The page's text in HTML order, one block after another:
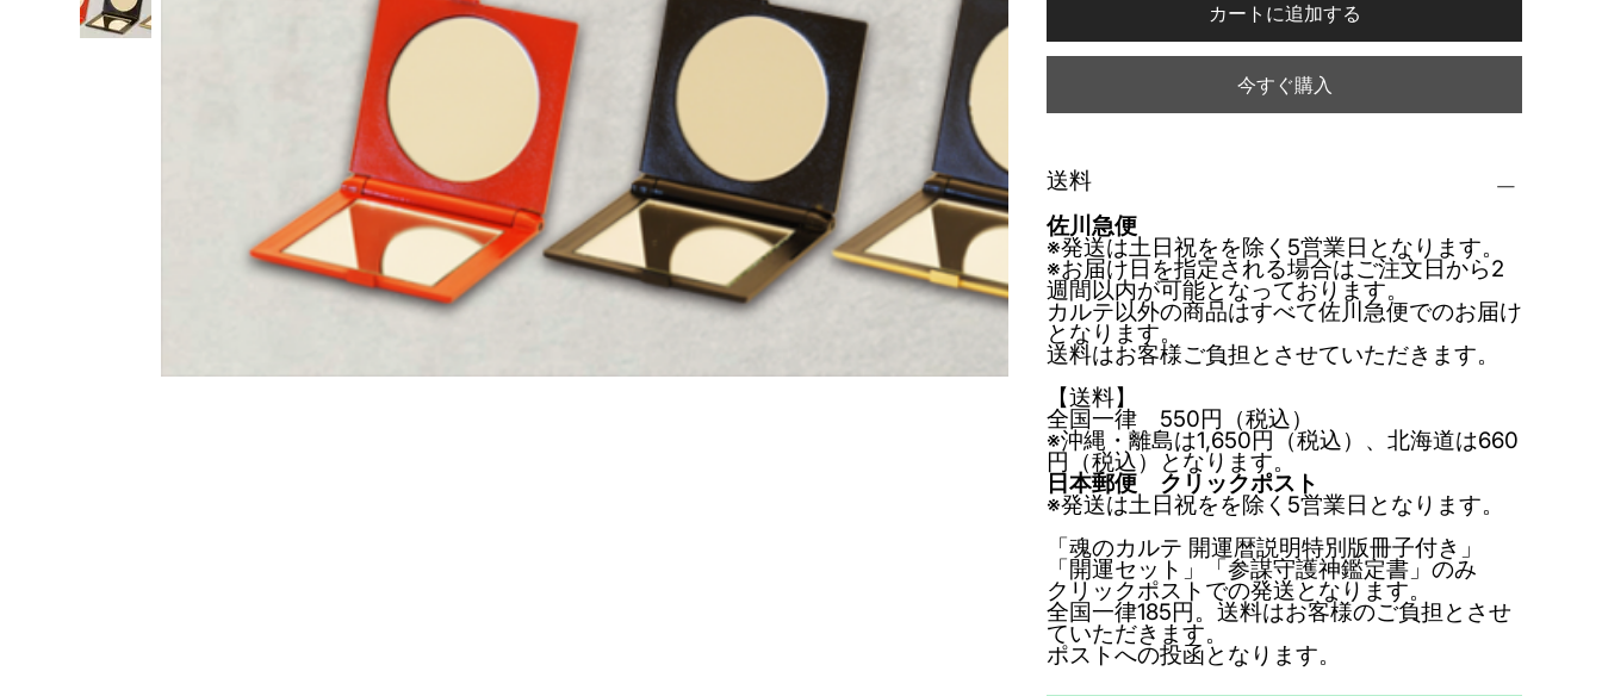
カートに追加する
今すぐ購入
送料
佐川急便
※発送は土日祝をを除く5営業日となります。
※お届け日を指定される場合はご注文日から2
週間以内が可能となっております。
カルテ以外の商品はすべて佐川急便でのお届け
となります。
送料はお客様ご負担とさせていただきます。
【送料】
全国一律 550円（税込）
※沖縄・離島は1,650円（税込）、北海道は660
円（税込）となります。
日本郵便 クリックポスト
※発送は土日祝をを除く5営業日となります。
「魂のカルテ 開運暦説明特別版冊子付き」
「開運セット」「参謀守護神鑑定書」のみ
クリックポストでの発送となります。
全国一律185円。送料はお客様のご負担とさせ
ていただきます。
ポストへの投函となります。